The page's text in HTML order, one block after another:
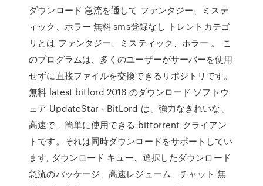
ダウンロード 急流を通して ファンタジー、ミステ
ィック、ホラー 無料 sms登録なし トレントカテゴ
リとは ファンタジー、ミスティック、ホラー 。 こ
のプログラムは、多くのユーザーがサーバーを使用
せずに直接ファイルを交換できるリポジトリです。
無料 latest bitlord 2016 のダウンロード ソフトウ
ェア UpdateStar - BitLord は、強力なきれいな、
高速で、簡単に使用できる bittorrent クライアン
トです。それは同時ダウンロードをサポートしてい
ます, ダウンロード キュー、選択したダウンロード
急流のパッケージ、高速レジューム、チャット 無